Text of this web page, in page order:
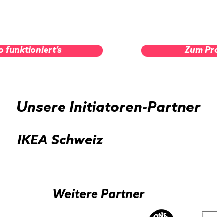
funktioniert’s Zum
Unsere Initiatoren-Partner
IKEA Schweiz
Weitere Partner